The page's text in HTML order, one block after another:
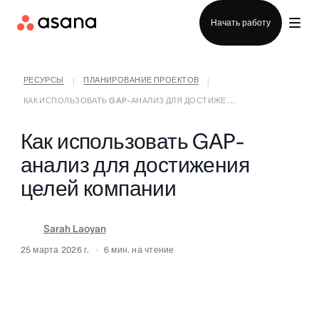
Начать работу
РЕСУРСЫ ПЛАНИРОВАНИЕ ПРОЕКТОВ
КАК ИСПОЛЬЗОВАТЬ GAP-АНАЛИЗ ДЛЯ ДОСТИЖЕ ...
Как использовать GAP-
анализ для достижения
целей компании
Sarah Laoyan
25 марта 2026 г. 6 мин. на чтение